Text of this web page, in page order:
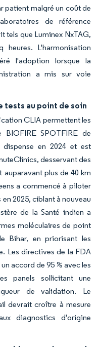
patient malgré un coût de
de référence
tels que Luminex NxTAG,
L'harmonisation
l'adoption lorsque la
a mis sur voie
tests au point de soin
CLIA permettent les
SPOTFIRE de
en 2024 et est
desservant des
plus de 40 km
a commencé à piloter
2025, ciblant à nouveau
de la Santé indien a
moléculaires de point
Bihar, en priorisant les
Les directives de la FDA
accord de 95 % avec les
panels sollicitant une
de validation. Le
devrait croître à mesure
diagnostics d'origine